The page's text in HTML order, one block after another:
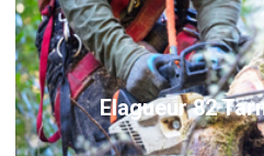
Elagueur 82